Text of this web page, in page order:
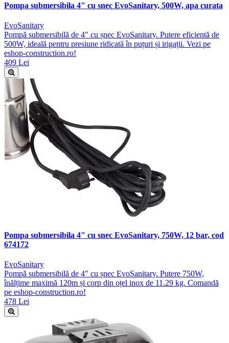
Pompa submersibila 4" cu snec EvoSanitary, 500W, apa curata
EvoSanitary
Pompă submersibilă de 4" cu șnec EvoSanitary. Putere eficientă de
500W, ideală pentru presiune ridicată în puțuri și irigații. Vezi pe
eshop-construction.ro!
409 Lei
Pompa submersibila 4" cu snec EvoSanitary, 750W, 12 bar, cod
674172
EvoSanitary
Pompă submersibilă de 4" cu șnec EvoSanitary. Putere 750W,
înălțime maximă 120m și corp din oțel inox de 11.29 kg. Comandă
pe eshop-construction.ro!
478 Lei